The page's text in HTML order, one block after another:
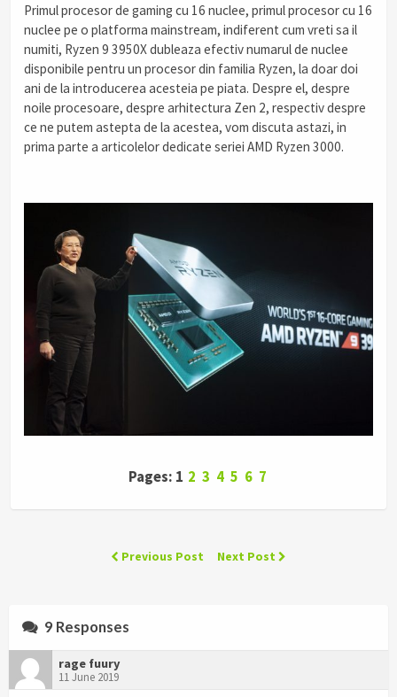
Primul procesor de gaming cu 16 nuclee, primul procesor cu 16
nuclee pe o platforma mainstream, indiferent cum vreti sa il
numiti, Ryzen 9 3950X dubleaza efectiv numarul de nuclee
disponibile pentru un procesor din familia Ryzen, la doar doi
ani de la introducerea acesteia pe piata. Despre el, despre
noile procesoare, despre arhitectura Zen 2, respectiv despre
ce ne putem astepta de la acestea, vom discuta astazi, in
prima parte a articolelor dedicate seriei AMD Ryzen 3000.
Pages: 1 2 3 4 5 6 7
Previous Post Next Post
9 Responses
rage fuury
11 June 2019